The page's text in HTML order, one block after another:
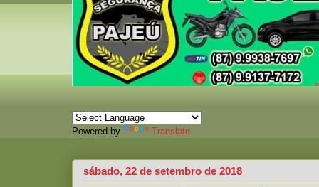
Powered by Translate
sábado, 22 de setembro de 2018